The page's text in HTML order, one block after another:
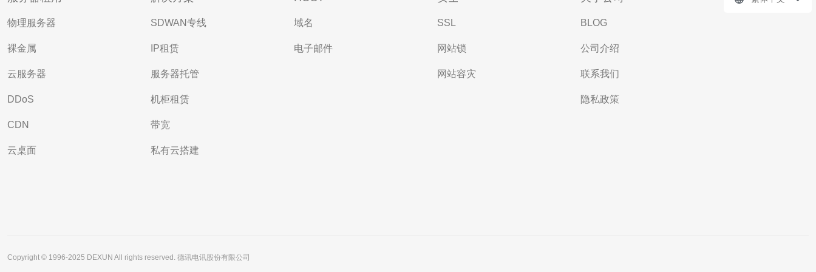
物理服务器
裸金属
云服务器
DDoS
CDN
云桌面
SDWAN专线
IP租赁
服务器托管
机柜租赁
带宽
私有云搭建
域名
电子邮件
SSL
网站锁
网站容灾
BLOG
公司介绍
联系我们
隐私政策
Copyright © 1996-2025 DEXUN All rights reserved. 德讯电讯股份有限公司